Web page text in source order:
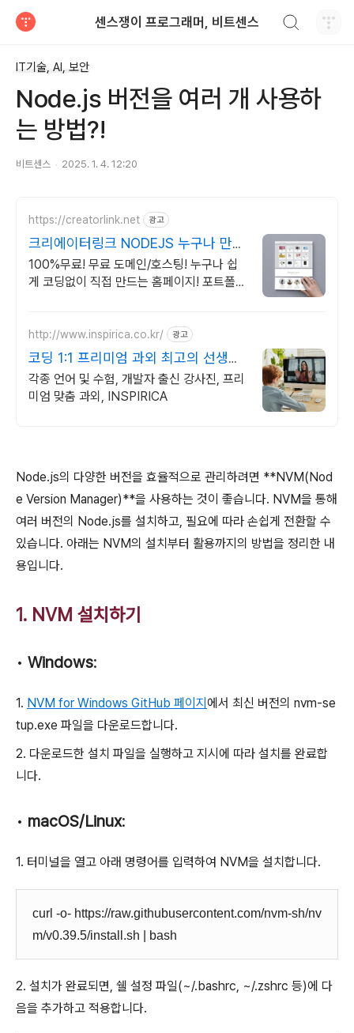
센스쟁이 프로그래머, 비트센스
IT기술, AI, 보안
Node.js 버전을 여러 개 사용하
는 방법?!
비트센스 2025. 1. 4. 12:20
https://creatorlink.net 광고
크리에이터링크 NODEJS 누구나 만드
는 홈페이지
100%무료! 무료 도메인/호스팅! 누구나 쉽
게 코딩없이 직접 만드는 홈페이지! 포트폴리
http://www.inspirica.co.kr/ 광고
코딩 1:1 프리미엄 과외 최고의 선생님
들과 함께
각종 언어 및 수험, 개발자 출신 강사진, 프리
미엄 맞춤 과외, INSPIRICA
Node.js의 다양한 버전을 효율적으로 관리하려면 **NVM(Nod
e Version Manager)**을 사용하는 것이 좋습니다. NVM을 통해
여러 버전의 Node.js를 설치하고, 필요에 따라 손쉽게 전환할 수
있습니다. 아래는 NVM의 설치부터 활용까지의 방법을 정리한 내
용입니다.
1. NVM 설치하기
• Windows:
1. NVM for Windows GitHub 페이지에서 최신 버전의 nvm-se
tup.exe 파일을 다운로드합니다.
2. 다운로드한 설치 파일을 실행하고 지시에 따라 설치를 완료합
니다.
• macOS/Linux:
1. 터미널을 열고 아래 명령어를 입력하여 NVM을 설치합니다.
curl -o- https://raw.githubusercontent.com/nvm-sh/nv
m/v0.39.5/install.sh | bash
2. 설치가 완료되면, 쉘 설정 파일(~/.bashrc, ~/.zshrc 등)에 다
음을 추가하고 적용합니다.